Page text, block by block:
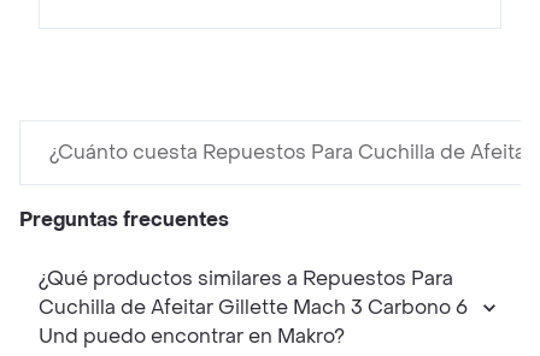
¿Cuánto cuesta Repuestos Para Cuchilla de
Preguntas frecuentes
¿Qué productos similares a Repuestos Para
Cuchilla de Afeitar Gillette Mach 3 Carbono 6
Und puedo encontrar en Makro?